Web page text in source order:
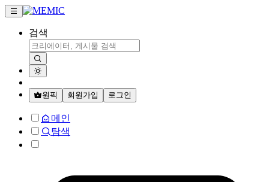
검색
원픽 회원가입 로그인
메인
탐색